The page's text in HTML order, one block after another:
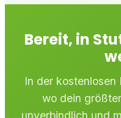
Bereit, in
In der kostenlosen
wo dein
unverbindlich und